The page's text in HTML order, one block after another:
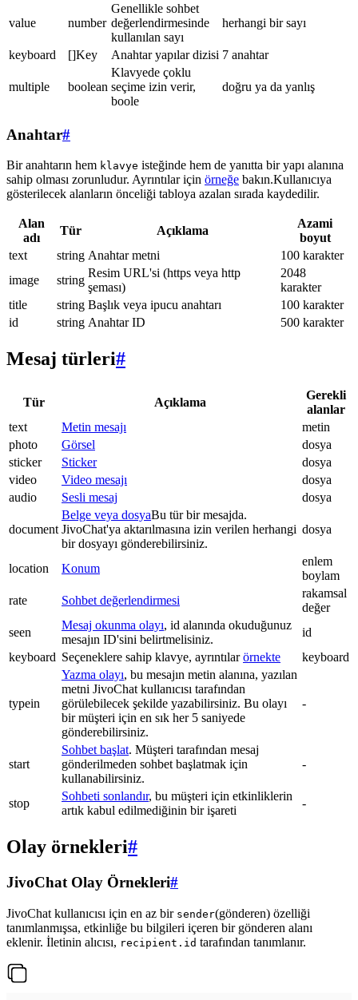
value number
Genellikle sohbet
değerlendirmesinde
kullanılan sayı
herhangi bir sayı
keyboard []Key Anahtar yapılar dizisi 7 anahtar
multiple boolean
Klavyede çoklu
seçime izin verir,
boole
doğru ya da yanlış
Anahtar#
Bir anahtarın hem klavye isteğinde hem de yanıtta bir yapı alanına
sahip olması zorunludur. Ayrıntılar için örneğe bakın.Kullanıcıya
gösterilecek alanların önceliği tabloya azalan sırada kaydedilir.
Alan
adı
Tür Açıklama
Azami
boyut
text
string Anahtar metni
100 karakter
image
string
Resim URL'si (https veya http
şeması)
2048
karakter
title
string Başlık veya ipucu anahtarı
100 karakter
id
string Anahtar ID 500 karakter
Mesaj türleri#
Tür Açıklama
Gerekli
alanlar
text
Metin mesajı
metin
photo
Görsel
dosya
sticker
Sticker
dosya
video
Video mesajı
dosya
audio
Sesli mesaj dosya
document
Belge veya dosyaBu tür bir mesajda.
JivoChat'ya aktarılmasına izin verilen herhangi
bir dosyayı gönderebilirsiniz.
dosya
location Konum
enlem
boylam
rate
Sohbet değerlendirmesi
rakamsal
değer
seen
Mesaj okunma olayı, id alanında okuduğunuz
mesajın ID'sini belirtmelisiniz.
id
keyboard Seçeneklere sahip klavye, ayrıntılarörnekte keyboard
typein
Yazma olayı, bu mesajın metin alanına, yazılan
metni JivoChat kullanıcısı tarafından
görülebilecek şekilde yazabilirsiniz. Bu olayı
bir müşteri için en sık her 5 saniyede
gönderebilirsiniz.
-
start
Sohbet başlat. Müşteri tarafından mesaj
gönderilmeden sohbet başlatmak için
kullanabilirsiniz.
-
stop
Sohbeti sonlandır, bu müşteri için etkinliklerin
artık kabul edilmediğinin bir işareti
-
Olay örnekleri#
JivoChat Olay Örnekleri#
JivoChat kullanıcısı için en az bir sender(gönderen) özelliği
tanımlanmışsa, etkinliğe bu bilgileri içeren bir gönderen alanı
eklenir. İletinin alıcısı, recipient.id tarafından tanımlanır.